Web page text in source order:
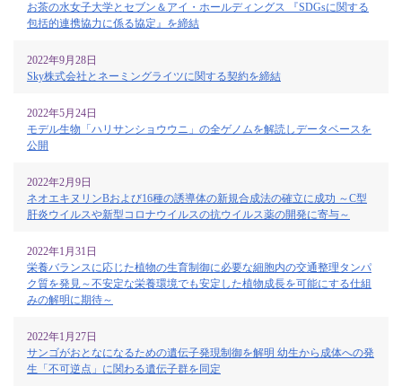
お茶の水女子大学とセブン＆アイ・ホールディングス 『SDGsに関する
包括的連携協力に係る協定』を締結
2022年9月28日
Sky株式会社とネーミングライツに関する契約を締結
2022年5月24日
モデル生物「ハリサンショウウニ」の全ゲノムを解読しデータベースを
公開
2022年2月9日
ネオエキヌリンBおよび16種の誘導体の新規合成法の確立に成功 ～C型
肝炎ウイルスや新型コロナウイルスの抗ウイルス薬の開発に寄与～
2022年1月31日
栄養バランスに応じた植物の生育制御に必要な細胞内の交通整理タンパ
ク質を発見～不安定な栄養環境でも安定した植物成長を可能にする仕組
みの解明に期待～
2022年1月27日
サンゴがおとなになるための遺伝子発現制御を解明 幼生から成体への発
生「不可逆点」に関わる遺伝子群を同定